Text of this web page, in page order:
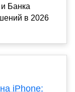
Банка
в 2026
iPhone: